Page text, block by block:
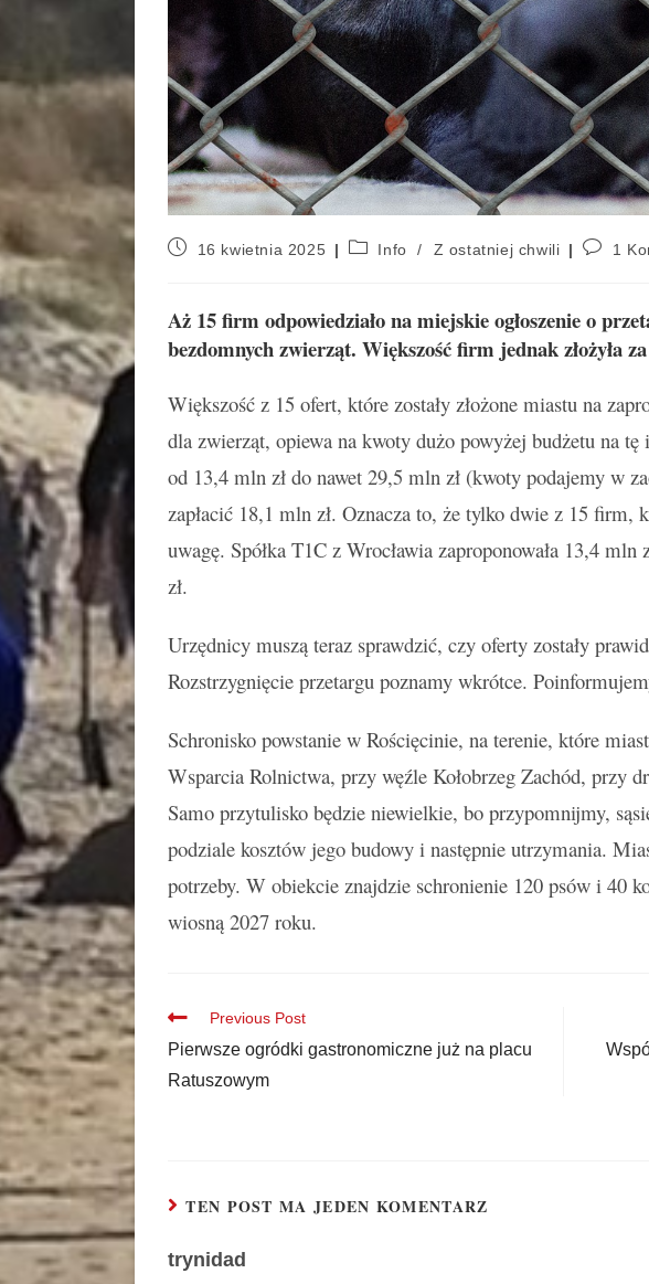
16 kwietnia 2025 Info / Z ostatniej chwili 1
Aż 15 firm odpowiedziało na miejskie ogłoszenie o
bezdomnych zwierząt. Większość firm jednak złożyła
Większość z 15 ofert, które zostały złożone miastu na
dla zwierząt, opiewa na kwoty dużo powyżej budżetu na
od 13,4 mln zł do nawet 29,5 mln zł (kwoty podajemy w
zapłacić 18,1 mln zł. Oznacza to, że tylko dwie z 15 firm,
uwagę. Spółka T1C z Wrocławia zaproponowała 13,4
zł.
Urzędnicy muszą teraz sprawdzić, czy oferty zostały
Rozstrzygnięcie przetargu poznamy wkrótce.
Schronisko powstanie w Rościęcinie, na terenie, które
Wsparcia Rolnictwa, przy węźle Kołobrzeg Zachód, przy
Samo przytulisko będzie niewielkie, bo przypomnijmy,
podziale kosztów jego budowy i następnie utrzymania.
potrzeby. W obiekcie znajdzie schronienie 120 psów i 40
wiosną 2027 roku.
Previous Post
Pierwsze ogródki gastronomiczne już na placu
Ratuszowym
TEN POST MA JEDEN KOMENTARZ
trynidad